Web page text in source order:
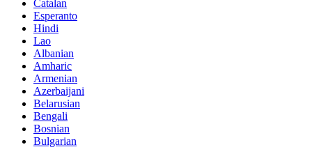
Catalan
Esperanto
Hindi
Lao
Albanian
Amharic
Armenian
Azerbaijani
Belarusian
Bengali
Bosnian
Bulgarian